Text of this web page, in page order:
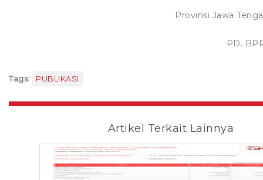
Provinsi Jawa
PD.
Tags: PUBLIKASI
Artikel Terkait Lainnya